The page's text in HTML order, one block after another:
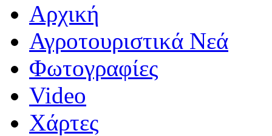
Αρχική
Αγροτουριστικά Νεά
Φωτογραφίες
Video
Χάρτες